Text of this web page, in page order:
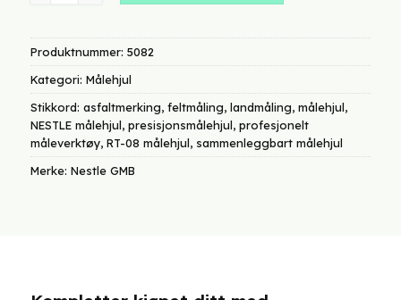
Produktnummer: 5082
Kategori: Målehjul
Stikkord: asfaltmerking, feltmåling, landmåling, målehjul,
NESTLE målehjul, presisjonsmålehjul, profesjonelt
måleverktøy, RT-08 målehjul, sammenleggbart målehjul
Merke: Nestle GMB